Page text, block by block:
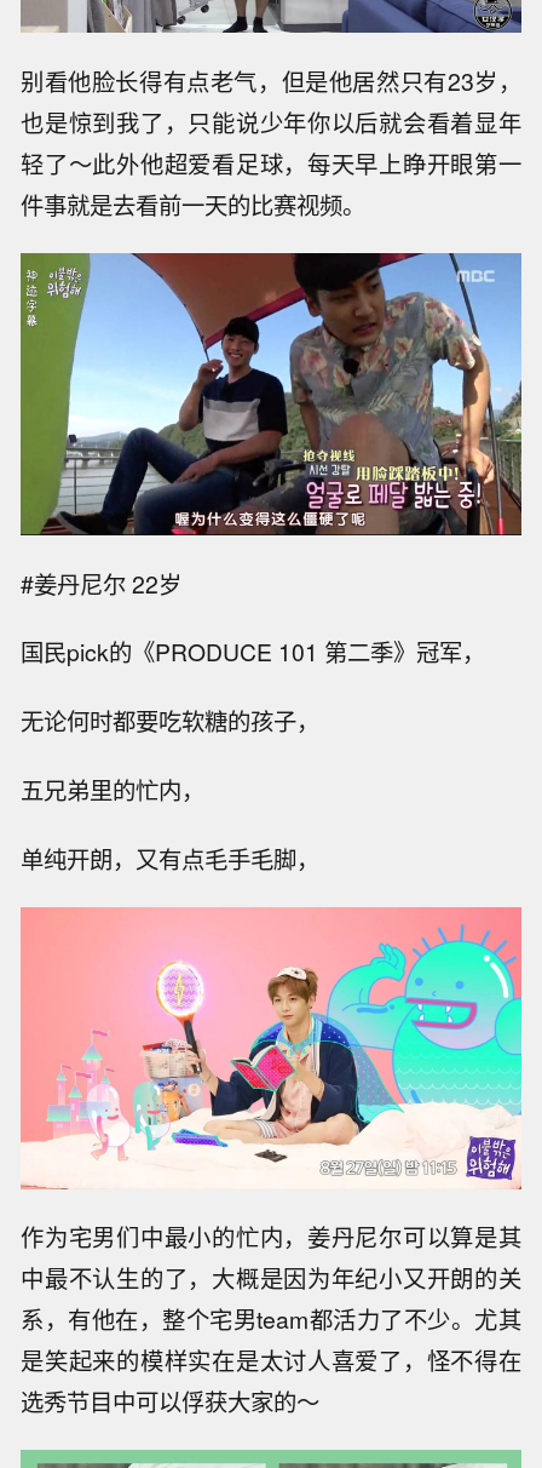
别看他脸长得有点老气，但是他居然只有23岁，
也是惊到我了，只能说少年你以后就会看着显年
轻了～此外他超爱看足球，每天早上睁开眼第一
件事就是去看前一天的比赛视频。
#姜丹尼尔 22岁
国民pick的《PRODUCE 101 第二季》冠军，
无论何时都要吃软糖的孩子，
五兄弟里的忙内，
单纯开朗，又有点毛手毛脚，
作为宅男们中最小的忙内，姜丹尼尔可以算是其
中最不认生的了，大概是因为年纪小又开朗的关
系，有他在，整个宅男team都活力了不少。尤其
是笑起来的模样实在是太讨人喜爱了，怪不得在
选秀节目中可以俘获大家的～